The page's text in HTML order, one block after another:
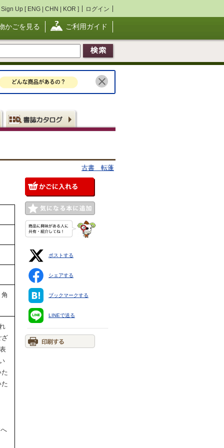
Sign Up [ ENG | CHN | KOR ] ログイン
かごを見る ご利用ガイド
古書 転蓬
ざ
ポストする
シェアする
ブックマークする
LINEで送る